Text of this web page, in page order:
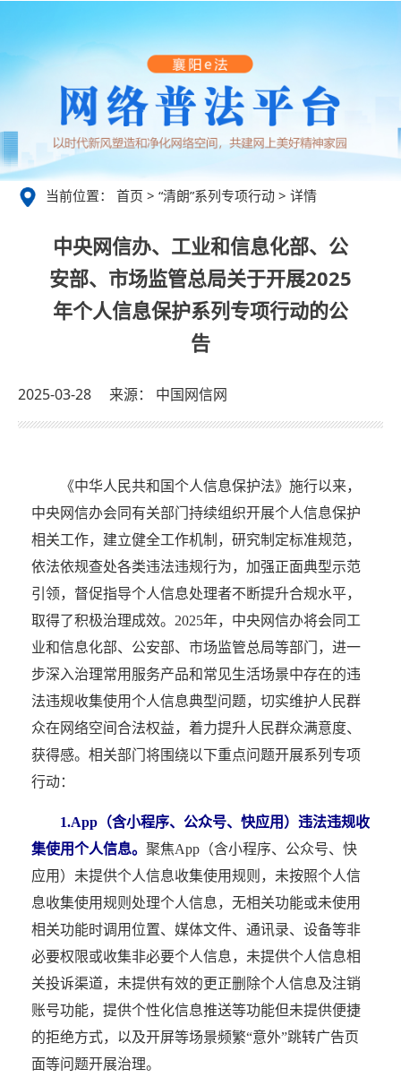
当前位置： 首页 > “清朗”系列专项行动 > 详情
中央网信办、工业和信息化部、公
安部、市场监管总局关于开展2025
年个人信息保护系列专项行动的公
告
2025-03-28 来源： 中国网信网
《中华人民共和国个人信息保护法》施行以来，
中央网信办会同有关部门持续组织开展个人信息保护
相关工作，建立健全工作机制，研究制定标准规范，
依法依规查处各类违法违规行为，加强正面典型示范
引领，督促指导个人信息处理者不断提升合规水平，
取得了积极治理成效。2025年，中央网信办将会同工
业和信息化部、公安部、市场监管总局等部门，进一
步深入治理常用服务产品和常见生活场景中存在的违
法违规收集使用个人信息典型问题，切实维护人民群
众在网络空间合法权益，着力提升人民群众满意度、
获得感。相关部门将围绕以下重点问题开展系列专项
行动：
1.App（含小程序、公众号、快应用）违法违规收
集使用个人信息。 聚焦App（含小程序、公众号、快
应用）未提供个人信息收集使用规则，未按照个人信
息收集使用规则处理个人信息，无相关功能或未使用
相关功能时调用位置、媒体文件、通讯录、设备等非
必要权限或收集非必要个人信息，未提供个人信息相
关投诉渠道，未提供有效的更正删除个人信息及注销
账号功能，提供个性化信息推送等功能但未提供便捷
的拒绝方式，以及开屏等场景频繁“意外”跳转广告页
面等问题开展治理。